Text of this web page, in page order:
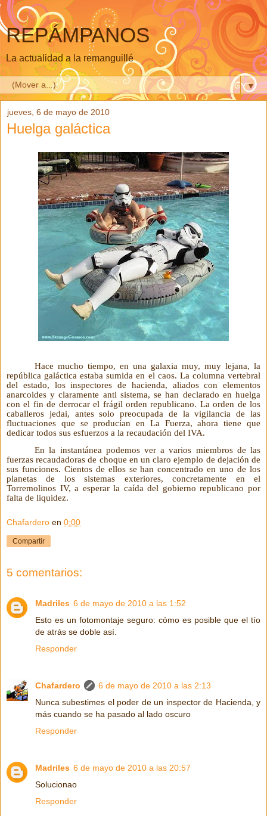
REPÁMPANOS
La actualidad a la remanguillé
▼
jueves, 6 de mayo de 2010
Huelga galáctica
Hace mucho tiempo, en una galaxia muy, muy lejana, la
república galáctica estaba sumida en el caos. La columna vertebral
del estado, los inspectores de hacienda, aliados con elementos
anarcoides y claramente anti sistema, se han declarado en huelga
con el fin de derrocar el frágil orden republicano. La orden de los
caballeros jedai, antes solo preocupada de la vigilancia de las
fluctuaciones que se producían en La Fuerza, ahora tiene que
dedicar todos sus esfuerzos a la recaudación del IVA.
En la instantánea podemos ver a varios miembros de las
fuerzas recaudadoras de choque en un claro ejemplo de dejación de
sus funciones. Cientos de ellos se han concentrado en uno de los
planetas de los sistemas exteriores, concretamente en el
Torremolinos IV, a esperar la caída del gobierno republicano por
falta de liquidez.
Chafardero en 0:00
Compartir
5 comentarios:
Madriles 6 de mayo de 2010 a las 1:52
Esto es un fotomontaje seguro: cómo es posible que el tío
de atrás se doble así.
Responder
Chafardero
6 de mayo de 2010 a las 2:13
Nunca subestimes el poder de un inspector de Hacienda, y
más cuando se ha pasado al lado oscuro
Responder
Madriles 6 de mayo de 2010 a las 20:57
Solucionao
Responder